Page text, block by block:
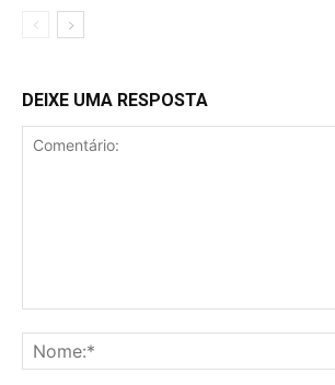
DEIXE UMA RESPOSTA